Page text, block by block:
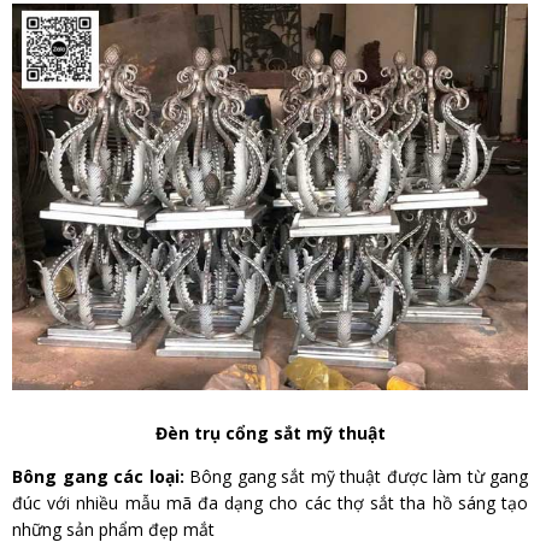
Đèn trụ cổng sắt mỹ thuật
Bông gang các loại: Bông gang sắt mỹ thuật được làm từ gang
đúc với nhiều mẫu mã đa dạng cho các thợ sắt tha hồ sáng tạo
những sản phẩm đẹp mắt